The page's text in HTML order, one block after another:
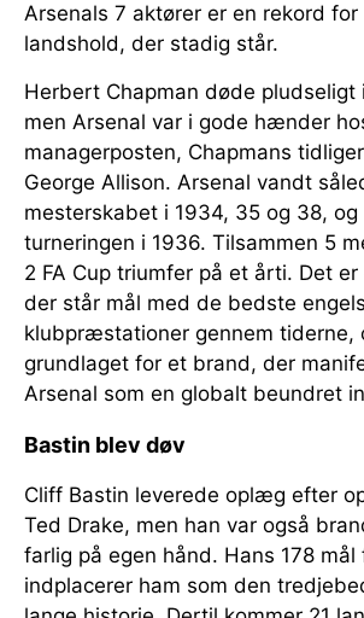
Arsenals 7 aktører er en rekord
landshold, der stadig står.
Herbert Chapman døde pludseligt
men Arsenal var i gode hænder
managerposten, Chapmans
George Allison. Arsenal vandt
mesterskabet i 1934, 35 og 38, og
turneringen i 1936. Tilsammen 5
2 FA Cup triumfer på et årti. Det
der står mål med de bedste
klubpræstationer gennem tiderne,
grundlaget for et brand, der
Arsenal som en globalt beundret
Bastin blev døv
Cliff Bastin leverede oplæg efter
Ted Drake, men han var også
farlig på egen hånd. Hans 178 mål
indplacerer ham som den